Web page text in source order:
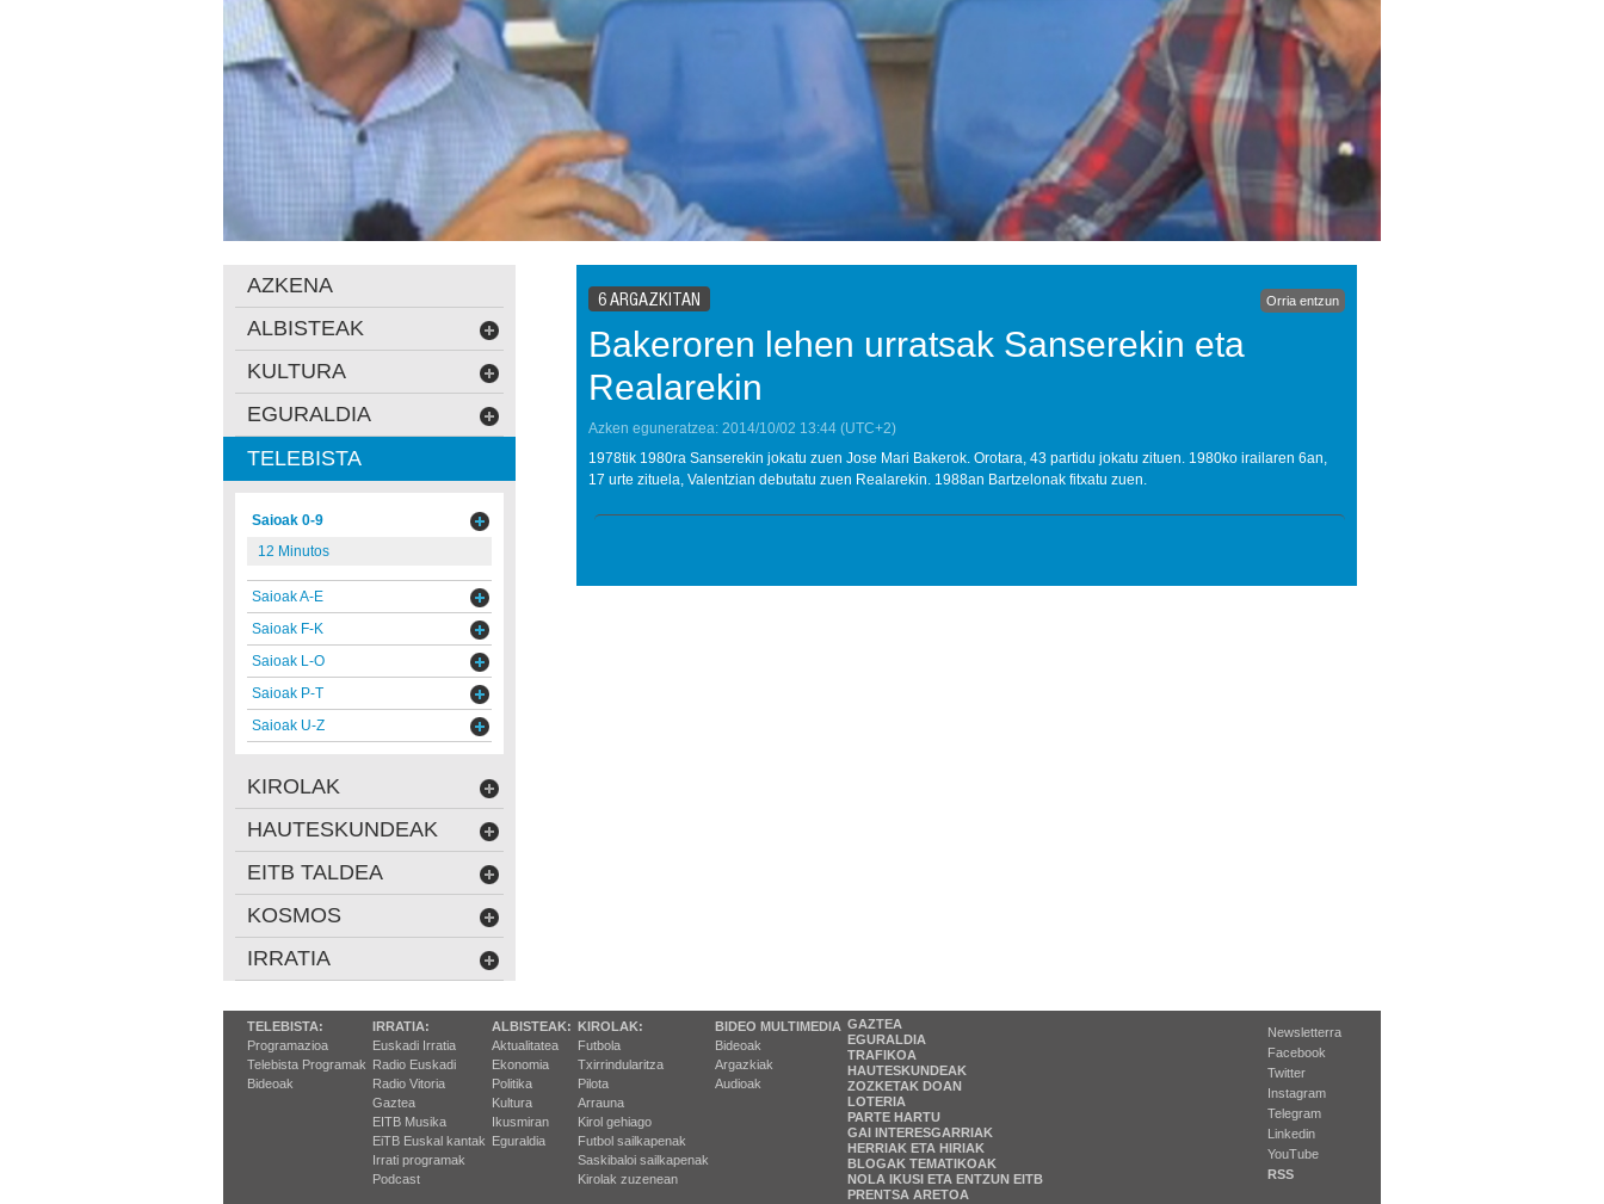
6 ARGAZKITAN Orria entzun
Bakeroren lehen urratsak Sanserekin eta
Realarekin
Azken eguneratzea: 2014/10/02 13:44 (UTC+2)
1978tik 1980ra Sanserekin jokatu zuen Jose Mari Bakerok. Orotara, 43 partidu jokatu zituen. 1980ko irailaren 6an,
17 urte zituela, Valentzian debutatu zuen Realarekin. 1988an Bartzelonak fitxatu zuen.
AZKENA
ALBISTEAK
KULTURA
EGURALDIA
TELEBISTA
Saioak 0-9
12 Minutos
Saioak A-E
Saioak F-K
Saioak L-O
Saioak P-T
Saioak U-Z
KIROLAK
HAUTESKUNDEAK
EITB TALDEA
KOSMOS
IRRATIA
TELEBISTA:
Programazioa
Telebista Programak
Bideoak
IRRATIA:
Euskadi Irratia
Radio Euskadi
Radio Vitoria
Gaztea
EITB Musika
EiTB Euskal kantak
Irrati programak
Podcast
ALBISTEAK:
Aktualitatea
Ekonomia
Politika
Kultura
Ikusmiran
Eguraldia
KIROLAK:
Futbola
Txirrindularitza
Pilota
Arrauna
Kirol gehiago
Futbol sailkapenak
Saskibaloi sailkapenak
Kirolak zuzenean
BIDEO MULTIMEDIA
Bideoak
Argazkiak
Audioak
GAZTEA
EGURALDIA
TRAFIKOA
HAUTESKUNDEAK
ZOZKETAK DOAN
LOTERIA
PARTE HARTU
GAI INTERESGARRIAK
HERRIAK ETA HIRIAK
BLOGAK TEMATIKOAK
NOLA IKUSI ETA ENTZUN EITB
PRENTSA ARETOA
Newsletterra
Facebook
Twitter
Instagram
Telegram
Linkedin
YouTube
RSS